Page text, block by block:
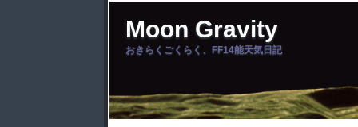
Moon Gravity
おきらくごくらく、FF14能天気日記